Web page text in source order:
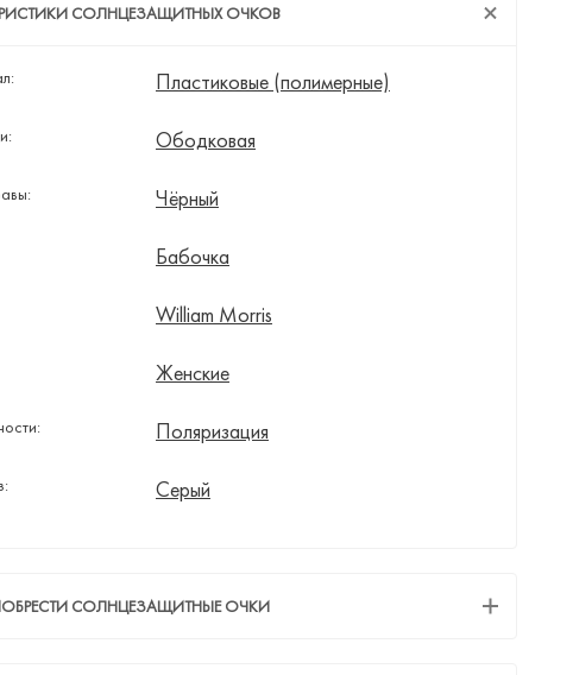
СОЛНЦЕЗАЩИТНЫХ ОЧКОВ
Пластиковые (полимерные)
Ободковая
Чёрный
Бабочка
William Morris
Женские
Поляризация
Серый
СОЛНЦЕЗАЩИТНЫЕ ОЧКИ